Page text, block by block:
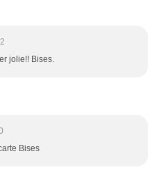
jolie!! Bises.
Bises